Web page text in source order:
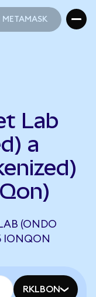
METAMASK
Lab
a
(ONDO
IONQON
RKLBON